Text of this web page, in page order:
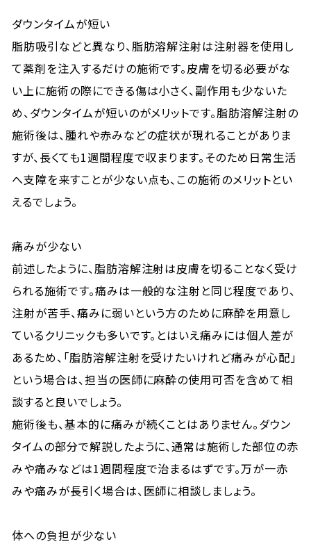
ダウンタイムが短い
脂肪吸引などと異なり、脂肪溶解注射は注射器を使用し
て薬剤を注入するだけの施術です。皮膚を切る必要がな
い上に施術の際にできる傷は小さく、副作用も少ないた
め、ダウンタイムが短いのがメリットです。脂肪溶解注射の
施術後は、腫れや赤みなどの症状が現れることがありま
すが、長くても1週間程度で収まります。そのため日常生活
へ支障を来すことが少ない点も、この施術のメリットとい
えるでしょう。
痛みが少ない
前述したように、脂肪溶解注射は皮膚を切ることなく受け
られる施術です。痛みは一般的な注射と同じ程度であり、
注射が苦手、痛みに弱いという方のために麻酔を用意し
ているクリニックも多いです。とはいえ痛みには個人差が
あるため、「脂肪溶解注射を受けたいけれど痛みが心配」
という場合は、担当の医師に麻酔の使用可否を含めて相
談すると良いでしょう。
施術後も、基本的に痛みが続くことはありません。ダウン
タイムの部分で解説したように、通常は施術した部位の赤
みや痛みなどは1週間程度で治まるはずです。万が一赤
みや痛みが長引く場合は、医師に相談しましょう。
体への負担が少ない